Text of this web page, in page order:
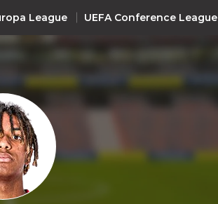
League UEFA Conference League
League
League
League